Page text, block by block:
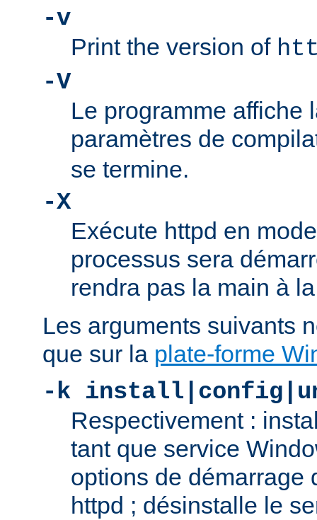
-v
Print the version of
-V
Le programme affiche
paramètres de
se termine.
-X
Exécute httpd en
processus sera
rendra pas la main à
Les arguments suivants
que sur la plate-forme
-k
Respectivement :
tant que service
options de démarrage
httpd ; désinstalle le